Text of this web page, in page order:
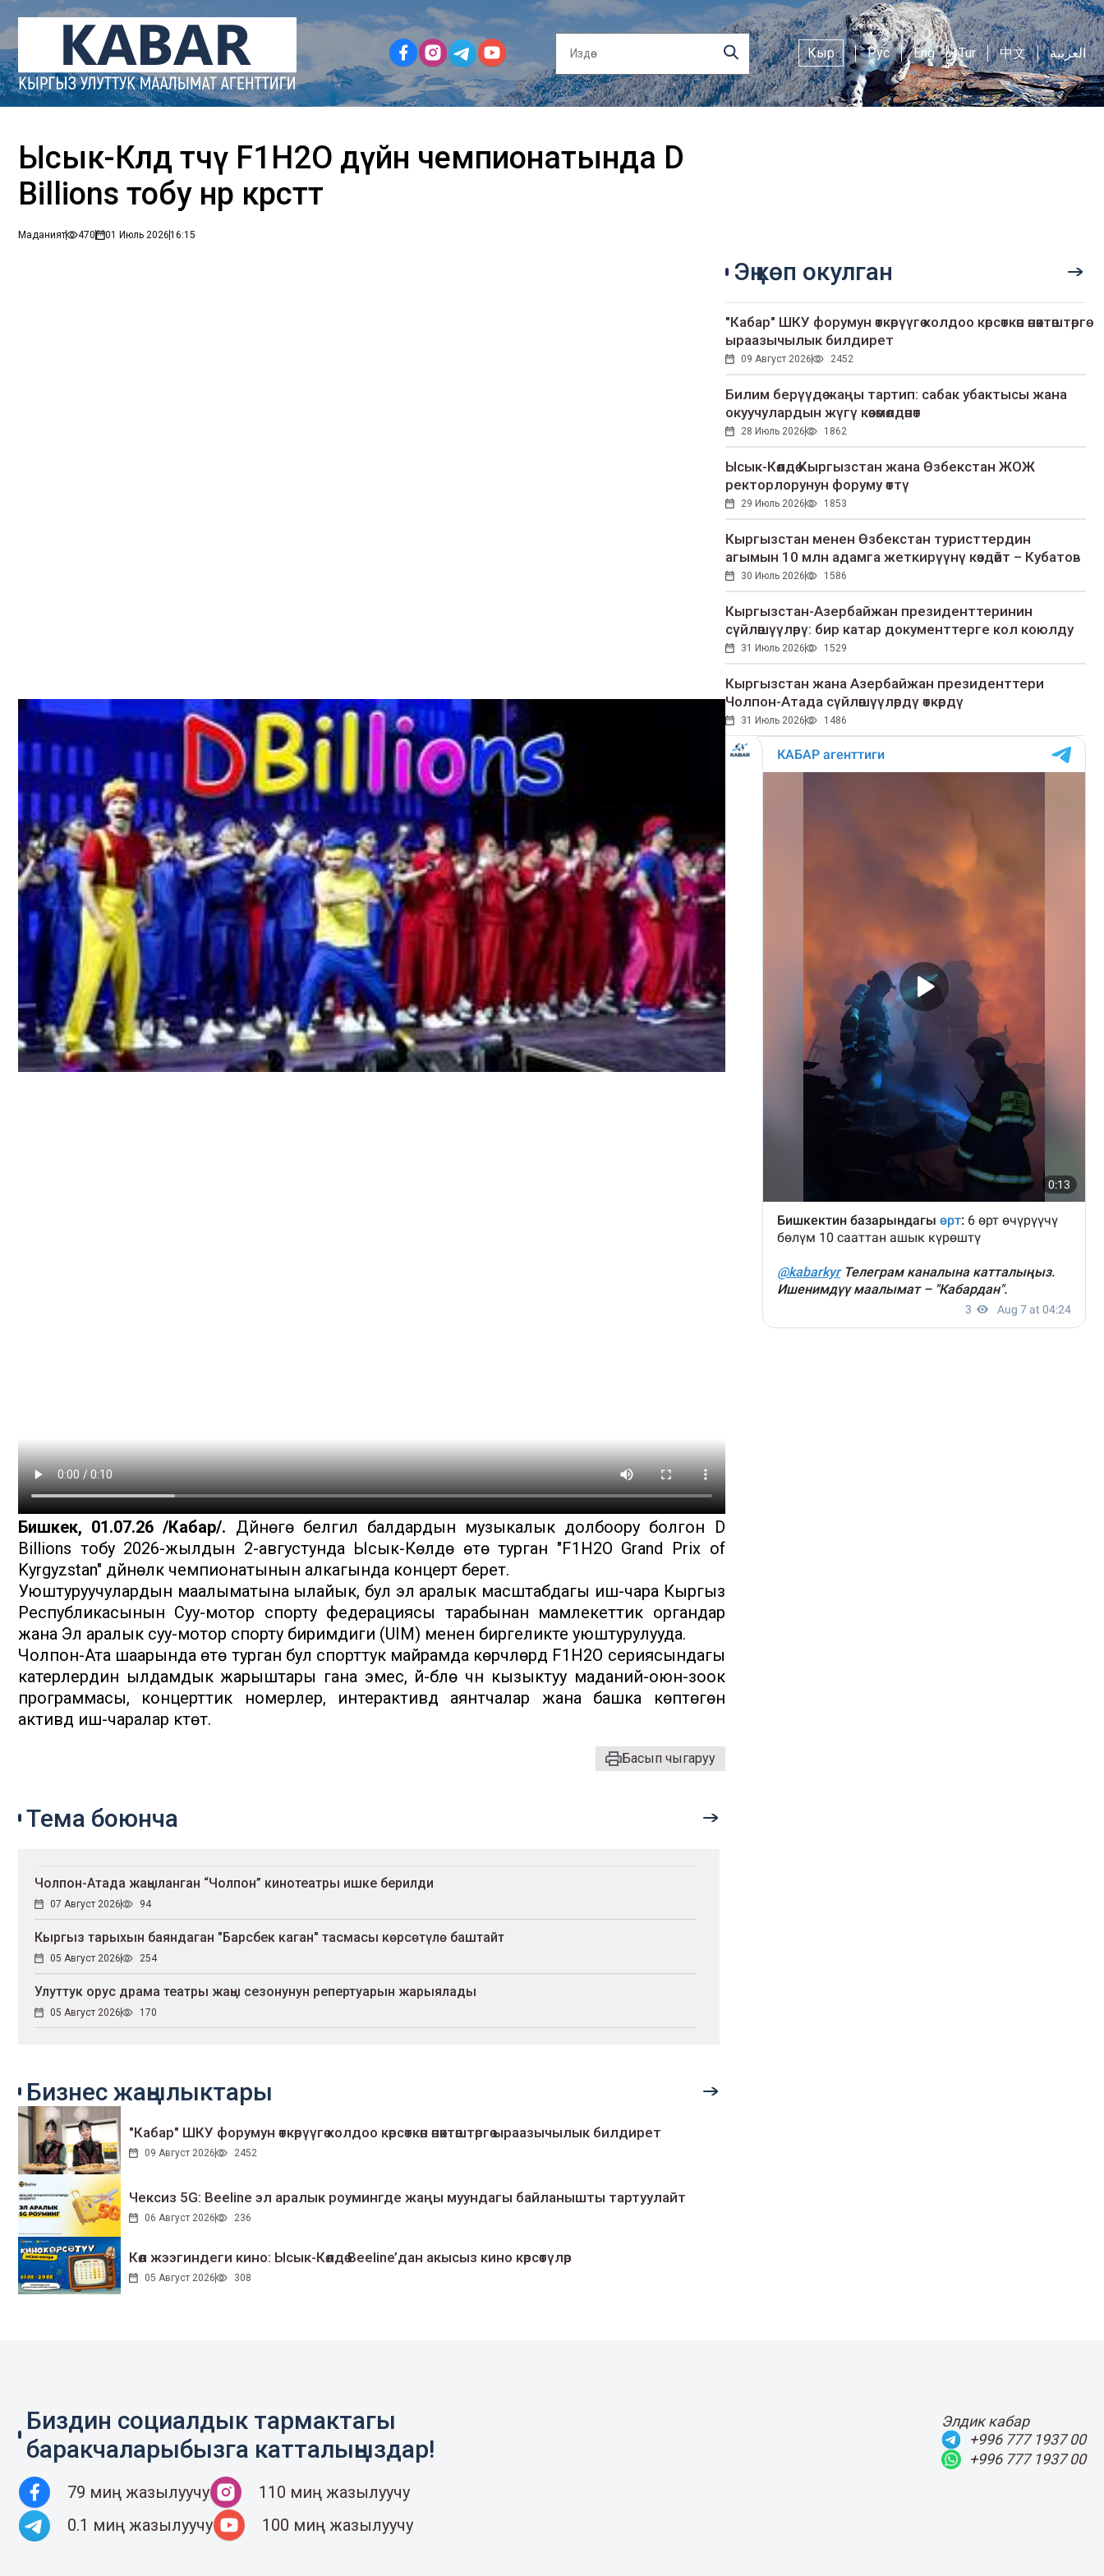
Кыр Рус Eng Tur 中文 العربية
Ысык-Көлдө өтчү F1H2O дүйнө чемпионатында D
Billions тобу өнөр көрсөтөт
Маданият 470 01 Июль 202616:15
Бишкек, 01.07.26 /Кабар/. Дүйнөгө белгилүү балдардын музыкалык долбоору болгон D
Billions тобу 2026-жылдын 2-августунда Ысык-Көлдө өтө турган "F1H2O Grand Prix of
Kyrgyzstan" дүйнөлүк чемпионатынын алкагында концерт берет.
Уюштуруучулардын маалыматына ылайык, бул эл аралык масштабдагы иш-чара Кыргыз
Республикасынын Суу-мотор спорту федерациясы тарабынан мамлекеттик органдар
жана Эл аралык суу-мотор спорту биримдиги (UIM) менен биргеликте уюштурулууда.
Чолпон-Ата шаарында өтө турган бул спорттук майрамда көрүүчүлөрдү F1H2O сериясындагы
катерлердин ылдамдык жарыштары гана эмес, үй-бүлө үчүн кызыктуу маданий-оюн-зоок
программасы, концерттик номерлер, интерактивдүү аянтчалар жана башка көптөгөн
активдүү иш-чаралар күтөт.
Басып чыгаруу
Эң көп окулган
"Кабар" ШКУ форумун өткөрүүгө колдоо көрсөткөн өнөктөштөргө
ыраазычылык билдирет
09 Август 2026 2452
Билим берүүдө жаңы тартип: сабак убактысы жана
окуучулардын жүгү көзөмөлдөнөт
28 Июль 2026 1862
Ысык-Көлдө Кыргызстан жана Өзбекстан ЖОЖ
ректорлорунун форуму өттү
29 Июль 2026 1853
Кыргызстан менен Өзбекстан туристтердин
агымын 10 млн адамга жеткирүүнү көздөйт – Кубатов
30 Июль 2026 1586
Кыргызстан-Азербайжан президенттеринин
сүйлөшүүлөрү: бир катар документтерге кол коюлду
31 Июль 2026 1529
Кыргызстан жана Азербайжан президенттери
Чолпон-Атада сүйлөшүүлөрдү өткөрдү
31 Июль 2026 1486
Тема боюнча
Чолпон-Атада жаңыланган “Чолпон” кинотеатры ишке берилди
07 Август 2026 94
Кыргыз тарыхын баяндаган "Барсбек каган" тасмасы көрсөтүлө баштайт
05 Август 2026 254
Улуттук орус драма театры жаңы сезонунун репертуарын жарыялады
05 Август 2026 170
Бизнес жаңылыктары
"Кабар" ШКУ форумун өткөрүүгө колдоо көрсөткөн өнөктөштөргө ыраазычылык билдирет
09 Август 2026 2452
Чексиз 5G: Beeline эл аралык роумингде жаңы муундагы байланышты тартуулайт
06 Август 2026 236
Көл жээгиндеги кино: Ысык-Көлдө Beeline’дан акысыз кино көрсөтүлөр
05 Август 2026 308
Биздин социалдык тармактагы
баракчаларыбызга катталыңыздар!
79 миң жазылуучу
110 миң жазылуучу
0.1 миң жазылуучу
100 миң жазылуучу
Элдик кабар
+996 777 1937 00
+996 777 1937 00